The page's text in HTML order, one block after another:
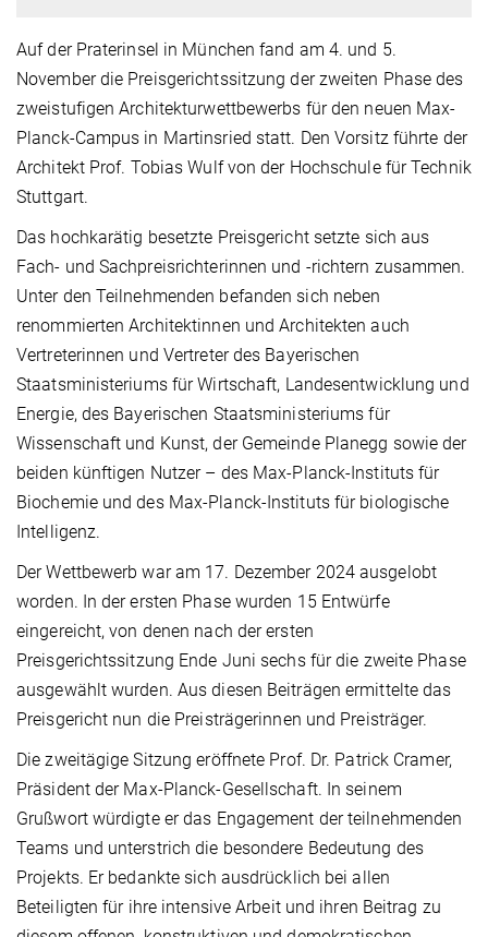
Auf der Praterinsel in München fand am 4. und 5.
November die Preisgerichtssitzung der zweiten Phase des
zweistufigen Architekturwettbewerbs für den neuen Max-
Planck-Campus in Martinsried statt. Den Vorsitz führte der
Architekt Prof. Tobias Wulf von der Hochschule für Technik
Stuttgart.
Das hochkarätig besetzte Preisgericht setzte sich aus
Fach- und Sachpreisrichterinnen und -richtern zusammen.
Unter den Teilnehmenden befanden sich neben
renommierten Architektinnen und Architekten auch
Vertreterinnen und Vertreter des Bayerischen
Staatsministeriums für Wirtschaft, Landesentwicklung und
Energie, des Bayerischen Staatsministeriums für
Wissenschaft und Kunst, der Gemeinde Planegg sowie der
beiden künftigen Nutzer – des Max-Planck-Instituts für
Biochemie und des Max-Planck-Instituts für biologische
Intelligenz.
Der Wettbewerb war am 17. Dezember 2024 ausgelobt
worden. In der ersten Phase wurden 15 Entwürfe
eingereicht, von denen nach der ersten
Preisgerichtssitzung Ende Juni sechs für die zweite Phase
ausgewählt wurden. Aus diesen Beiträgen ermittelte das
Preisgericht nun die Preisträgerinnen und Preisträger.
Die zweitägige Sitzung eröffnete Prof. Dr. Patrick Cramer,
Präsident der Max-Planck-Gesellschaft. In seinem
Grußwort würdigte er das Engagement der teilnehmenden
Teams und unterstrich die besondere Bedeutung des
Projekts. Er bedankte sich ausdrücklich bei allen
Beteiligten für ihre intensive Arbeit und ihren Beitrag zu